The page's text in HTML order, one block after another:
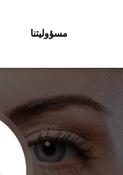
مسؤوليتنا